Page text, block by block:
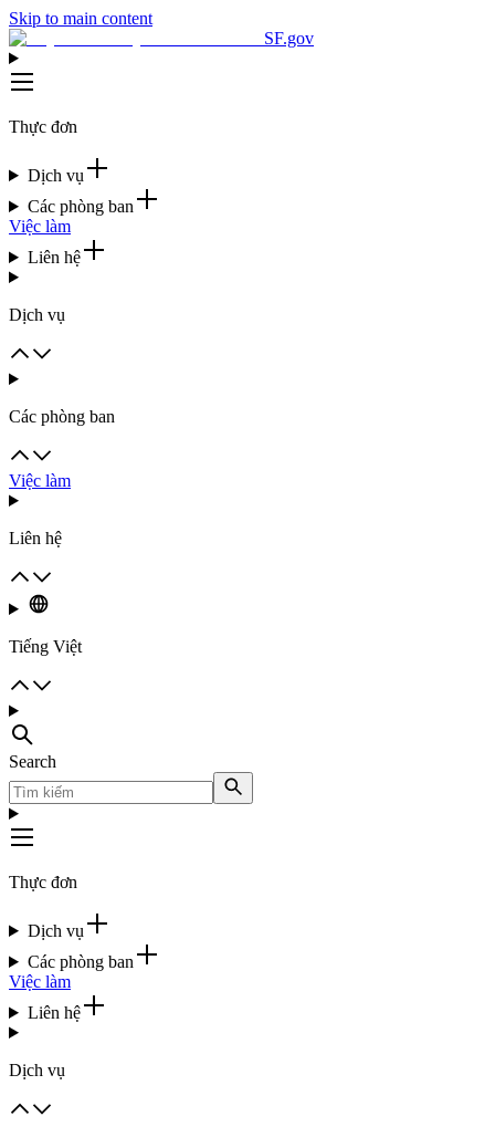
Skip to main content
SF.gov
Thực đơn
Dịch vụ
Các phòng ban
Việc làm
Liên hệ
Dịch vụ
Các phòng ban
Việc làm
Liên hệ
Tiếng Việt
Search
Thực đơn
Dịch vụ
Các phòng ban
Việc làm
Liên hệ
Dịch vụ